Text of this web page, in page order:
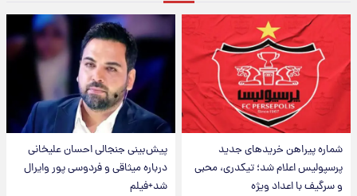
شماره پیراهن خریدهای جدید
پرسپولیس اعلام شد؛ تیکدری، محبی
و سرگیف با اعداد ویژه
پیش‌بینی جنجالی احسان علیخانی
درباره میثاقی و فردوسی پور وایرال
شد+فیلم